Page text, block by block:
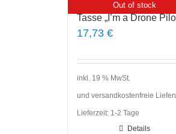
Out of stock
Tasse „I’m a Drone
17,73 €
inkl. 19 % MwSt.
und versandkostenfreie
Lieferzeit: 1-2 Tage
Details